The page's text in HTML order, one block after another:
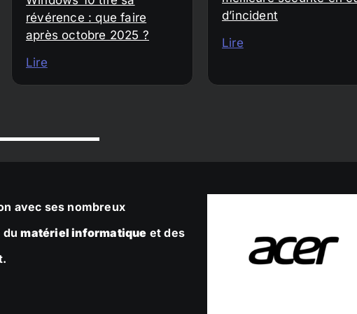
révérence : que faire
après octobre 2025 ?
Lire
d’incident
Lire
avec ses nombreux
dumatériel informatique et des